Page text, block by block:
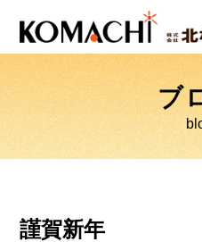
ブ
謹賀新年